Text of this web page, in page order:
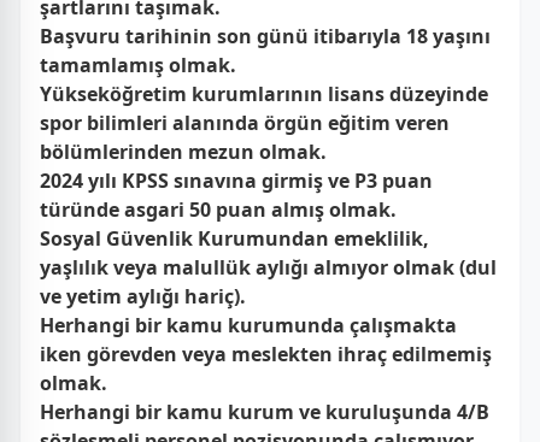
şartlarını taşımak.
Başvuru tarihinin son günü itibarıyla 18 yaşını
tamamlamış olmak.
Yükseköğretim kurumlarının lisans düzeyinde
spor bilimleri alanında örgün eğitim veren
bölümlerinden mezun olmak.
2024 yılı KPSS sınavına girmiş ve P3 puan
türünde asgari 50 puan almış olmak.
Sosyal Güvenlik Kurumundan emeklilik,
yaşlılık veya malullük aylığı almıyor olmak (dul
ve yetim aylığı hariç).
Herhangi bir kamu kurumunda çalışmakta
iken görevden veya meslekten ihraç edilmemiş
olmak.
Herhangi bir kamu kurum ve kuruluşunda 4/B